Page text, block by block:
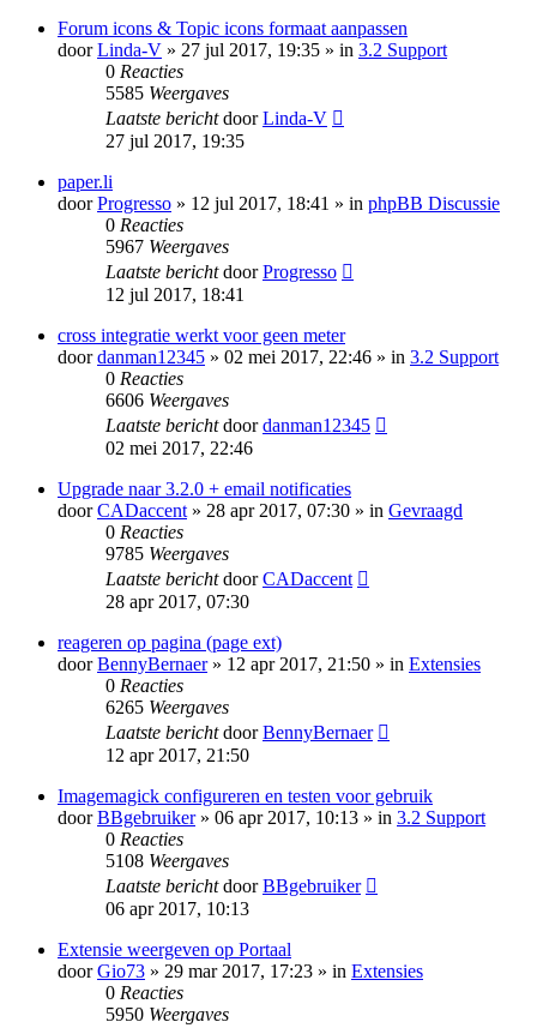
Forum icons & Topic icons formaat aanpassen
doorLinda-V » 27 jul 2017, 19:35 » in 3.2 Support
0 Reacties
5585 Weergaves
Laatste berichtdoorLinda-V
27 jul 2017, 19:35
paper.li
doorProgresso » 12 jul 2017, 18:41 » in phpBB Discussie
0 Reacties
5967 Weergaves
Laatste berichtdoorProgresso
12 jul 2017, 18:41
cross integratie werkt voor geen meter
doordanman12345 » 02 mei 2017, 22:46 » in 3.2 Support
0 Reacties
6606 Weergaves
Laatste berichtdoordanman12345
02 mei 2017, 22:46
Upgrade naar 3.2.0 + email notificaties
doorCADaccent» 28 apr 2017, 07:30 » in Gevraagd
0 Reacties
9785 Weergaves
Laatste berichtdoorCADaccent
28 apr 2017, 07:30
reageren op pagina (page ext)
doorBennyBernaer» 12 apr 2017, 21:50 » in Extensies
0 Reacties
6265 Weergaves
Laatste berichtdoorBennyBernaer
12 apr 2017, 21:50
Imagemagick configureren en testen voor gebruik
doorBBgebruiker» 06 apr 2017, 10:13 » in 3.2 Support
0 Reacties
5108 Weergaves
Laatste berichtdoorBBgebruiker
06 apr 2017, 10:13
Extensie weergeven op Portaal
doorGio73 » 29 mar 2017, 17:23 » in Extensies
0 Reacties
5950 Weergaves